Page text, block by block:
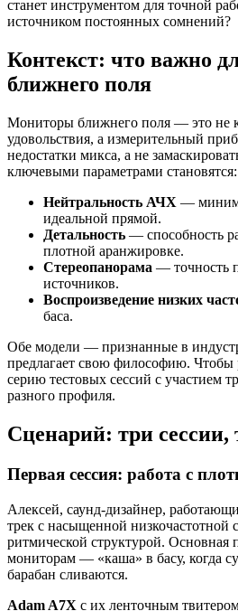
станет инструментом для точной
источником постоянных сомнений?
Контекст: что важно
ближнего поля
Мониторы ближнего поля — это не
удовольствия, а измерительный
недостатки микса, а не
ключевыми параметрами становятся:
Нейтральность АЧХ —
идеальной прямой.
Детальность — способность
плотной аранжировке.
Стереопанорама — точность
источников.
Воспроизведение низких
баса.
Обе модели — признанные в
предлагает свою философию. Чтобы
серию тестовых сессий с участием
разного профиля.
Сценарий: три сессии,
Первая сессия: работа с
Алексей, саунд-дизайнер,
трек с насыщенной низкочастотной
ритмической структурой. Основная
мониторам — «каша» в басу, когда
барабан сливаются.
Adam A7X с их ленточным